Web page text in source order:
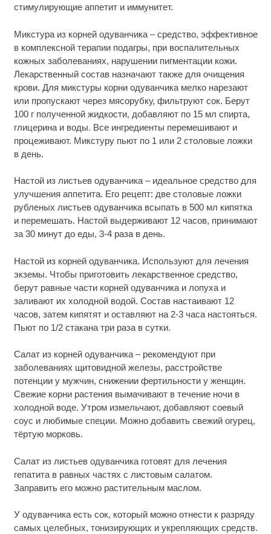
стимулирующие аппетит и иммунитет.
Микстура из корней одуванчика – средство, эффективное
в комплексной терапии подагры, при воспалительных
кожных заболеваниях, нарушении пигментации кожи.
Лекарственный состав назначают также для очищения
крови. Для микстуры корни одуванчика мелко нарезают
или пропускают через мясорубку, фильтруют сок. Берут
100 г полученной жидкости, добавляют по 15 мл спирта,
глицерина и воды. Все ингредиенты перемешивают и
процеживают. Микстуру пьют по 1 или 2 столовые ложки
в день.
Настой из листьев одуванчика – идеальное средство для
улучшения аппетита. Его рецепт: две столовые ложки
рубленых листьев одуванчика всыпать в 500 мл кипятка
и перемешать. Настой выдерживают 12 часов, принимают
за 30 минут до еды, 3-4 раза в день.
Настой из корней одуванчика. Используют для лечения
экземы. Чтобы приготовить лекарственное средство,
берут равные части корней одуванчика и лопуха и
заливают их холодной водой. Состав настаивают 12
часов, затем кипятят и оставляют на 2-3 часа настояться.
Пьют по 1/2 стакана три раза в сутки.
Салат из корней одуванчика – рекомендуют при
заболеваниях щитовидной железы, расстройстве
потенции у мужчин, снижении фертильности у женщин.
Свежие корни растения вымачивают в течение ночи в
холодной воде. Утром измельчают, добавляют соевый
соус и любимые специи. Можно добавить свежий огурец,
тёртую морковь.
Салат из листьев одуванчика готовят для лечения
гепатита в равных частях с листовым салатом.
Заправить его можно растительным маслом.
У одуванчика есть сок, который можно отнести к разряду
самых целебных, тонизирующих и укрепляющих средств.